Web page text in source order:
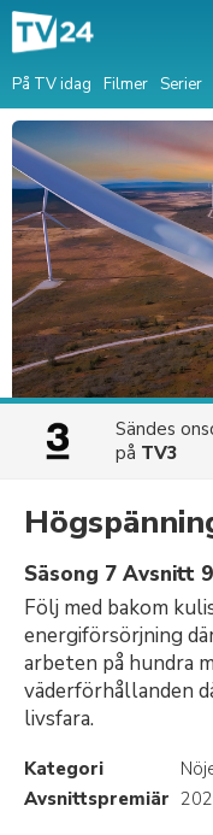
På TV idag Filmer Serier
Sändes
på TV3
Säsong 7 Avsnitt
Följ med bakom
energiförsörjning
arbeten på hundra
väderförhållanden
livsfara.
Kategori
Avsnittspremiär